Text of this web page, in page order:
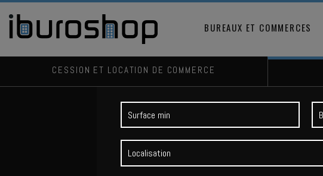
BUREAUX ET COMMERCES
CESSION ET LOCATION DE COMMERCE
Localisation